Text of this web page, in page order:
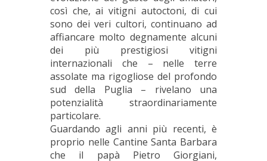
così che, ai vitigni autoctoni, di cui
sono dei veri cultori, continuano ad
affiancare molto degnamente alcuni
dei più prestigiosi vitigni
internazionali che – nelle terre
assolate ma rigogliose del profondo
sud della Puglia – rivelano una
potenzialità straordinariamente
particolare.
Guardando agli anni più recenti, è
proprio nelle Cantine Santa Barbara
che il papà Pietro Giorgiani,